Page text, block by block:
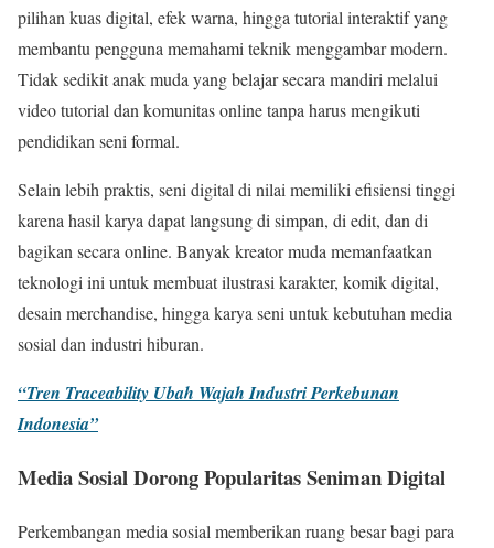
pilihan kuas digital, efek warna, hingga tutorial interaktif yang
membantu pengguna memahami teknik menggambar modern.
Tidak sedikit anak muda yang belajar secara mandiri melalui
video tutorial dan komunitas online tanpa harus mengikuti
pendidikan seni formal.
Selain lebih praktis, seni digital di nilai memiliki efisiensi tinggi
karena hasil karya dapat langsung di simpan, di edit, dan di
bagikan secara online. Banyak kreator muda memanfaatkan
teknologi ini untuk membuat ilustrasi karakter, komik digital,
desain merchandise, hingga karya seni untuk kebutuhan media
sosial dan industri hiburan.
“Tren Traceability Ubah Wajah Industri Perkebunan
Indonesia”
Media Sosial Dorong Popularitas Seniman Digital
Perkembangan media sosial memberikan ruang besar bagi para